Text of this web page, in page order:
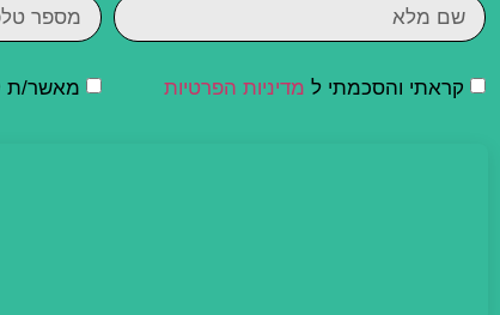
קראתי והסכמתי ל מדיניות הפרטיות מאשר/ת